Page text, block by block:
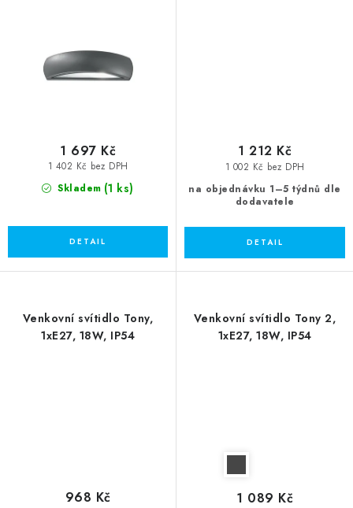
Skladem (1 ks)
1 402 Kč bez DPH
1 697 Kč
na objednávku 1–5 týdnů dle
dodavatele
1 002 Kč bez DPH
1 212 Kč
Venkovní svítidlo Tony,
1xE27, 18W, IP54
968 Kč
Venkovní svítidlo Tony 2,
1xE27, 18W, IP54
1 089 Kč